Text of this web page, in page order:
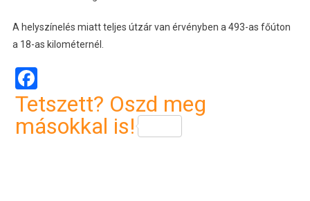
A helyszínelés miatt teljes útzár van érvényben a 493-as főúton
a 18-as kilométernél.
Facebook
Tetszett? Oszd meg
másokkal is!